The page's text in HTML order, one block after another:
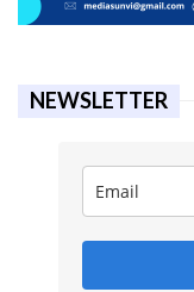
NEWSLETTER